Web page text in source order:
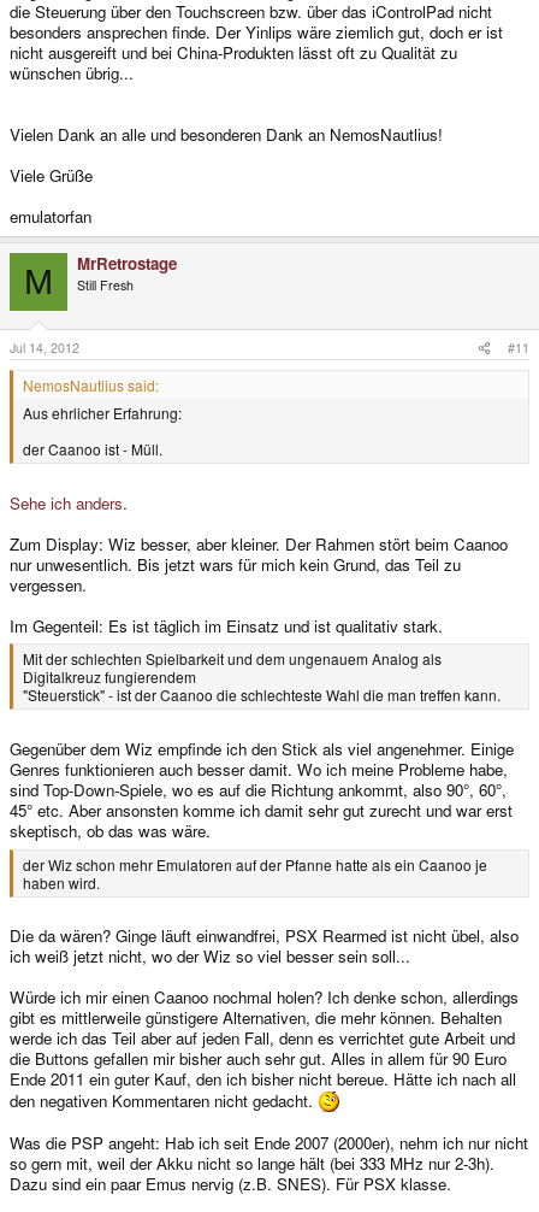
die Steuerung über den Touchscreen bzw. über das iControlPad nicht
besonders ansprechen finde. Der Yinlips wäre ziemlich gut, doch er ist
nicht ausgereift und bei China-Produkten lässt oft zu Qualität zu
wünschen übrig...
Vielen Dank an alle und besonderen Dank an NemosNautlius!
Viele Grüße
emulatorfan
M MrRetrostage
Still Fresh
Jul 14, 2012 #11
NemosNautlius said:
Aus ehrlicher Erfahrung:
der Caanoo ist - Müll.
Sehe ich anders.
Zum Display: Wiz besser, aber kleiner. Der Rahmen stört beim Caanoo
nur unwesentlich. Bis jetzt wars für mich kein Grund, das Teil zu
vergessen.
Im Gegenteil: Es ist täglich im Einsatz und ist qualitativ stark.
Mit der schlechten Spielbarkeit und dem ungenauem Analog als
Digitalkreuz fungierendem
"Steuerstick" - ist der Caanoo die schlechteste Wahl die man treffen kann.
Gegenüber dem Wiz empfinde ich den Stick als viel angenehmer. Einige
Genres funktionieren auch besser damit. Wo ich meine Probleme habe,
sind Top-Down-Spiele, wo es auf die Richtung ankommt, also 90°, 60°,
45° etc. Aber ansonsten komme ich damit sehr gut zurecht und war erst
skeptisch, ob das was wäre.
der Wiz schon mehr Emulatoren auf der Pfanne hatte als ein Caanoo je
haben wird.
Die da wären? Ginge läuft einwandfrei, PSX Rearmed ist nicht übel, also
ich weiß jetzt nicht, wo der Wiz so viel besser sein soll...
Würde ich mir einen Caanoo nochmal holen? Ich denke schon, allerdings
gibt es mittlerweile günstigere Alternativen, die mehr können. Behalten
werde ich das Teil aber auf jeden Fall, denn es verrichtet gute Arbeit und
die Buttons gefallen mir bisher auch sehr gut. Alles in allem für 90 Euro
Ende 2011 ein guter Kauf, den ich bisher nicht bereue. Hätte ich nach all
den negativen Kommentaren nicht gedacht.
Was die PSP angeht: Hab ich seit Ende 2007 (2000er), nehm ich nur nicht
so gern mit, weil der Akku nicht so lange hält (bei 333 MHz nur 2-3h).
Dazu sind ein paar Emus nervig (z.B. SNES). Für PSX klasse.